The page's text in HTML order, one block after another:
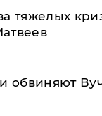
тяжелых
обвиняют